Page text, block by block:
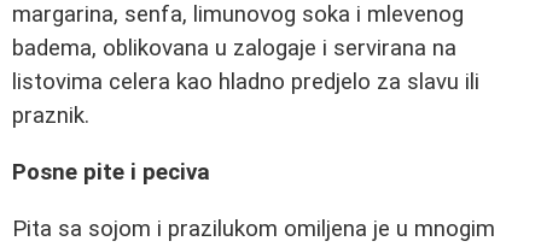
margarina, senfa, limunovog soka i mlevenog
badema, oblikovana u zalogaje i servirana na
listovima celera kao hladno predjelo za slavu ili
praznik.
Posne pite i peciva
Pita sa sojom i prazilukom omiljena je u mnogim